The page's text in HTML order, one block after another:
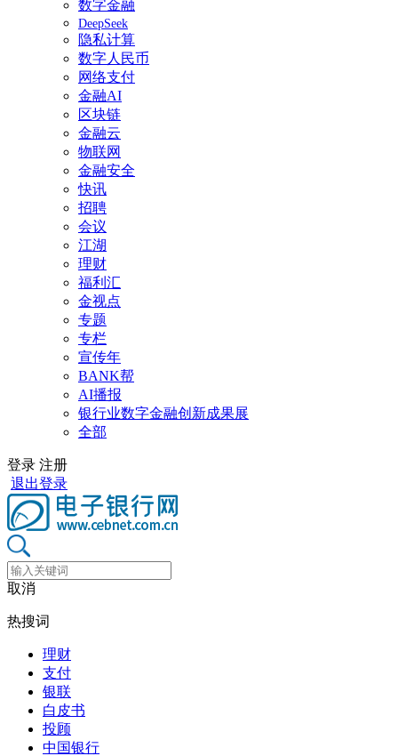
数字金融
DeepSeek
隐私计算
数字人民币
网络支付
金融AI
区块链
金融云
物联网
金融安全
快讯
招聘
会议
江湖
理财
福利汇
金视点
专题
专栏
宣传年
BANK帮
AI播报
银行业数字金融创新成果展
全部
登录 注册
退出登录
取消
热搜词
理财
支付
银联
白皮书
投顾
中国银行